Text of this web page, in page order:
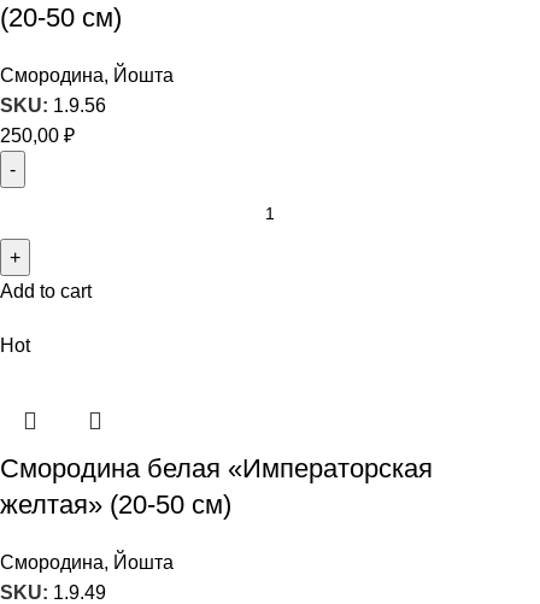
(20-50 см)
Смородина, Йошта
SKU: 1.9.56
250,00 ₽
Add to cart
Hot
Смородина белая «Императорская
желтая» (20-50 см)
Смородина, Йошта
SKU: 1.9.49